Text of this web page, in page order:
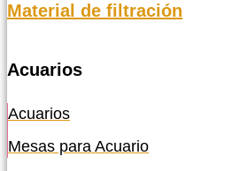
Material de filtración
Acuarios
Acuarios
Mesas para Acuario